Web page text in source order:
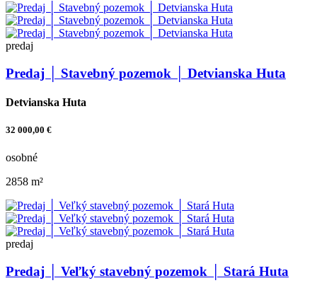
predaj
Predaj │ Stavebný pozemok │ Detvianska Huta
Detvianska Huta
32 000,00 €
osobné
2858 m²
predaj
Predaj │ Veľký stavebný pozemok │ Stará Huta